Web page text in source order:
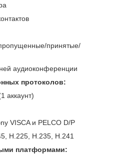
принятые/
аудиоконференции
протоколов:
аккаунт)
VISCA и PELCO D/P
H.225, H.235, H.241
платформами: